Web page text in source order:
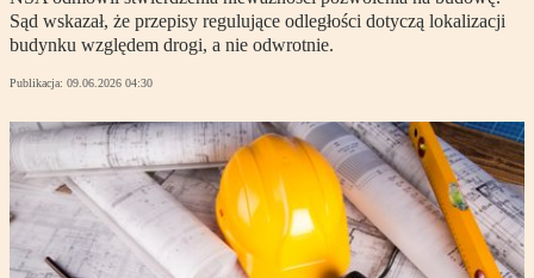
Sąd wskazał, że przepisy regulujące odległości dotyczą lokalizacji
budynku względem drogi, a nie odwrotnie.
Publikacja: 09.06.2026 04:30